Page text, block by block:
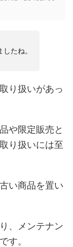
たね。
り扱いがあっ
や限定販売と
り扱いには至
い商品を置い
、メンテナン
す。